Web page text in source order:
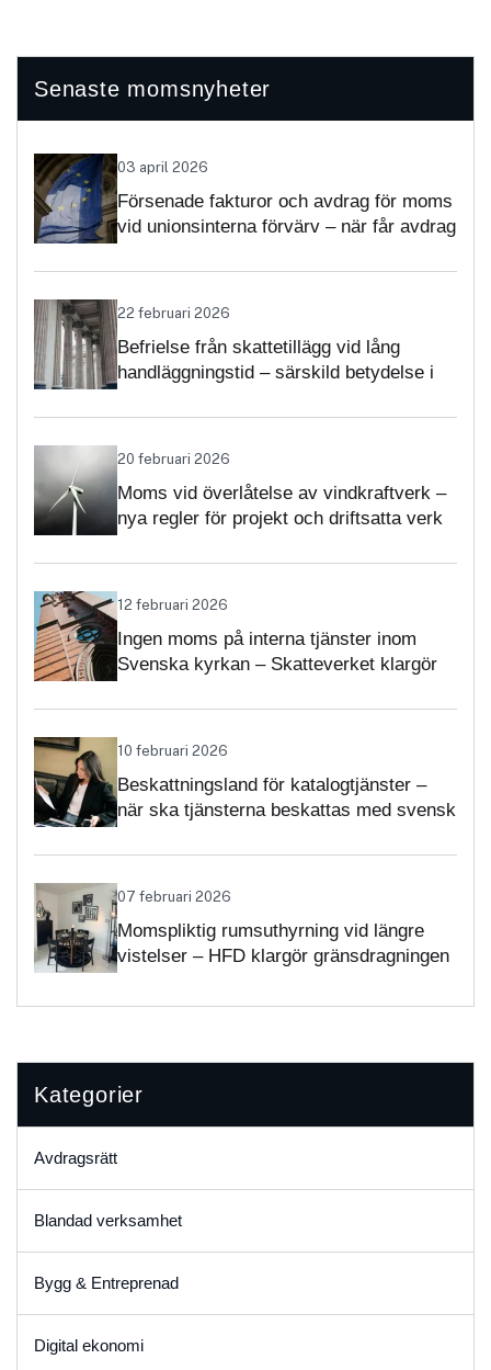
Senaste momsnyheter
03 april 2026
Försenade fakturor och avdrag för moms
vid unionsinterna förvärv – när får avdrag
22 februari 2026
Befrielse från skattetillägg vid lång
handläggningstid – särskild betydelse i
20 februari 2026
Moms vid överlåtelse av vindkraftverk –
nya regler för projekt och driftsatta verk
12 februari 2026
Ingen moms på interna tjänster inom
Svenska kyrkan – Skatteverket klargör
10 februari 2026
Beskattningsland för katalogtjänster –
när ska tjänsterna beskattas med svensk
07 februari 2026
Momspliktig rumsuthyrning vid längre
vistelser – HFD klargör gränsdragningen
Kategorier
Avdragsrätt
Blandad verksamhet
Bygg & Entreprenad
Digital ekonomi